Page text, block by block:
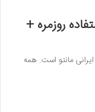
روزمره +
مانتو است. همه